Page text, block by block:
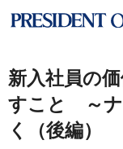
新入社員の
すこと ～ナ
く（後編）